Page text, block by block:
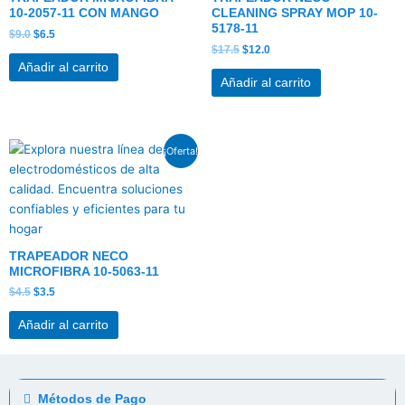
10-2057-11 CON MANGO
$9.0 $6.5
Añadir al carrito
CLEANING SPRAY MOP 10-
5178-11
$17.5 $12.0
Añadir al carrito
¡Oferta!
TRAPEADOR NECO
MICROFIBRA 10-5063-11
$4.5
El
precio
original
era:
$4.5.
$3.5
El
actual
es:
$3.5.
Añadir al carrito
Métodos de Pago